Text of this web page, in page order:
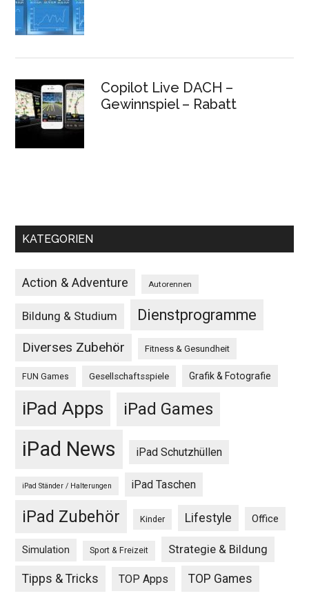
Copilot Live DACH –
Gewinnspiel – Rabatt
KATEGORIEN
Action & Adventure Autorennen
Bildung & Studium Dienstprogramme
Diverses Zubehör Fitness & Gesundheit
FUN Games Gesellschaftsspiele Grafik & Fotografie
iPad Apps iPad Games
iPad News iPad Schutzhüllen
iPad Ständer / Halterungen iPad Taschen
iPad Zubehör Kinder Lifestyle Office
Simulation Sport & Freizeit Strategie & Bildung
Tipps & Tricks TOP Apps TOP Games